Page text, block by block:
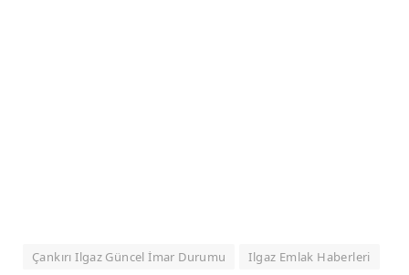
Çankırı Ilgaz Güncel İmar Durumu Ilgaz Emlak Haberleri